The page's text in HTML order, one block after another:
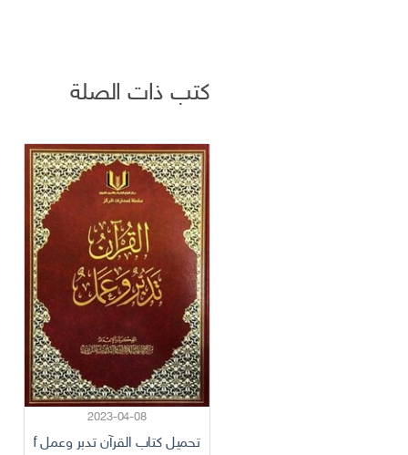
كتب ذات الصلة
2023-04-08
تحميل كتاب القرآن تدبر وعمل pdf تأليف مجموعة من المؤلفين كامل مجانا